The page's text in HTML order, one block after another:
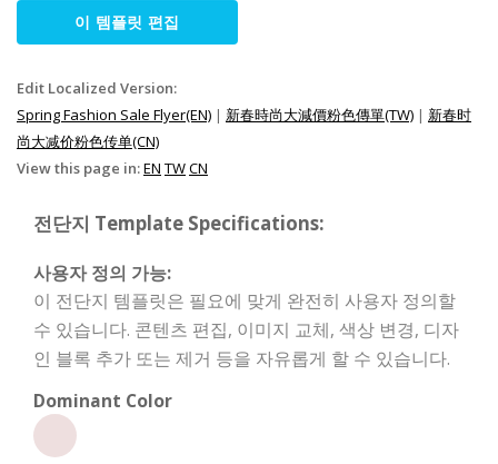
이 템플릿 편집
Edit Localized Version:
Spring Fashion Sale Flyer(EN) | 新春時尚大減價粉色傳單(TW) | 新春时
尚大减价粉色传单(CN)
View this page in:EN TWCN
전단지 Template Specifications:
사용자 정의 가능:
이 전단지 템플릿은 필요에 맞게 완전히 사용자 정의할
수 있습니다. 콘텐츠 편집, 이미지 교체, 색상 변경, 디자
인 블록 추가 또는 제거 등을 자유롭게 할 수 있습니다.
Dominant Color